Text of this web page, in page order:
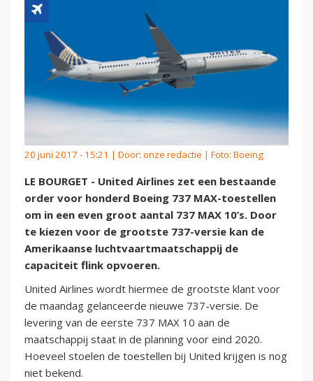
20 juni 2017 - 15:21 | Door: onze redactie | Foto: Boeing
LE BOURGET - United Airlines zet een bestaande
order voor honderd Boeing 737 MAX-toestellen
om in een even groot aantal 737 MAX 10’s. Door
te kiezen voor de grootste 737-versie kan de
Amerikaanse luchtvaartmaatschappij de
capaciteit flink opvoeren.
United Airlines wordt hiermee de grootste klant voor
de maandag gelanceerde nieuwe 737-versie. De
levering van de eerste 737 MAX 10 aan de
maatschappij staat in de planning voor eind 2020.
Hoeveel stoelen de toestellen bij United krijgen is nog
niet bekend.